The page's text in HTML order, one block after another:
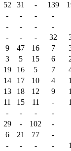
52 31 - 139
- - -
-
- - -
-
- - - 32
9 47 16 7
3 5 15 6
19 16 5 7
14 17 10 4
13 18 12 9
11 15 11 -
- - -
-
29 - 102
-
6 21 77
-
- - - -